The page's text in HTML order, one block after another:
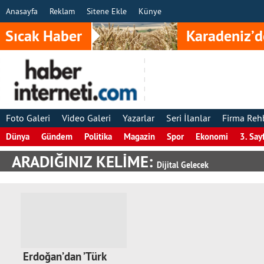
Anasayfa Reklam Sitene Ekle Künye
Sıcak Haber
Foto Galeri Video Galeri Yazarlar Seri İlanlar Firma
Dünya Gündem Politika Magazin Spor Ekonomi 3.
ARADIĞINIZ KELİME: Dijital Gelecek
Erdoğan’dan ’Türk